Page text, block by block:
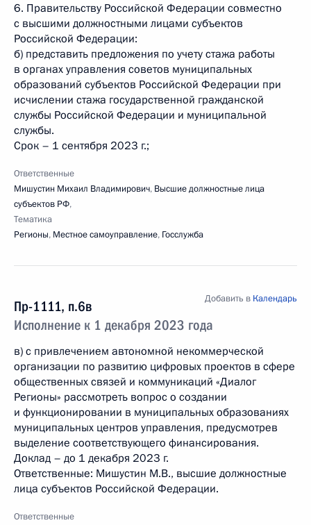
6. Правительству Российской Федерации совместно
с высшими должностными лицами субъектов
Российской Федерации:
б) представить предложения по учету стажа работы
в органах управления советов муниципальных
образований субъектов Российской Федерации при
исчислении стажа государственной гражданской
службы Российской Федерации и муниципальной
службы.
Срок – 1 сентября 2023 г.;
Ответственные
Мишустин Михаил Владимирович, Высшие должностные лица
субъектов РФ,
Тематика
Регионы, Местное самоуправление, Госслужба
Пр-1111, п.6в
Исполнение к 1 декабря 2023 года
Добавить в Календарь
в) с привлечением автономной некоммерческой
организации по развитию цифровых проектов в сфере
общественных связей и коммуникаций «Диалог
Регионы» рассмотреть вопрос о создании
и функционировании в муниципальных образованиях
муниципальных центров управления, предусмотрев
выделение соответствующего финансирования.
Доклад – до 1 декабря 2023 г.
Ответственные: Мишустин М.В., высшие должностные
лица субъектов Российской Федерации.
Ответственные